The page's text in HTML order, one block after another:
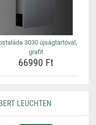
3030 újságtartóval,
grafit
66990 Ft
LEUCHTEN